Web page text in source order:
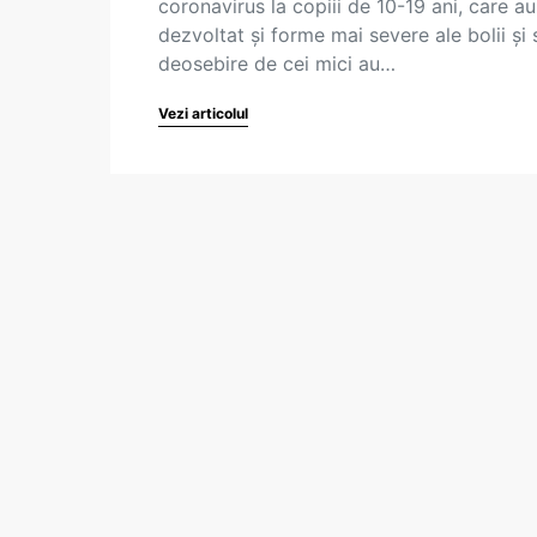
coronavirus la copiii de 10-19 ani, care au
dezvoltat și forme mai severe ale bolii și
deosebire de cei mici au…
Vezi articolul